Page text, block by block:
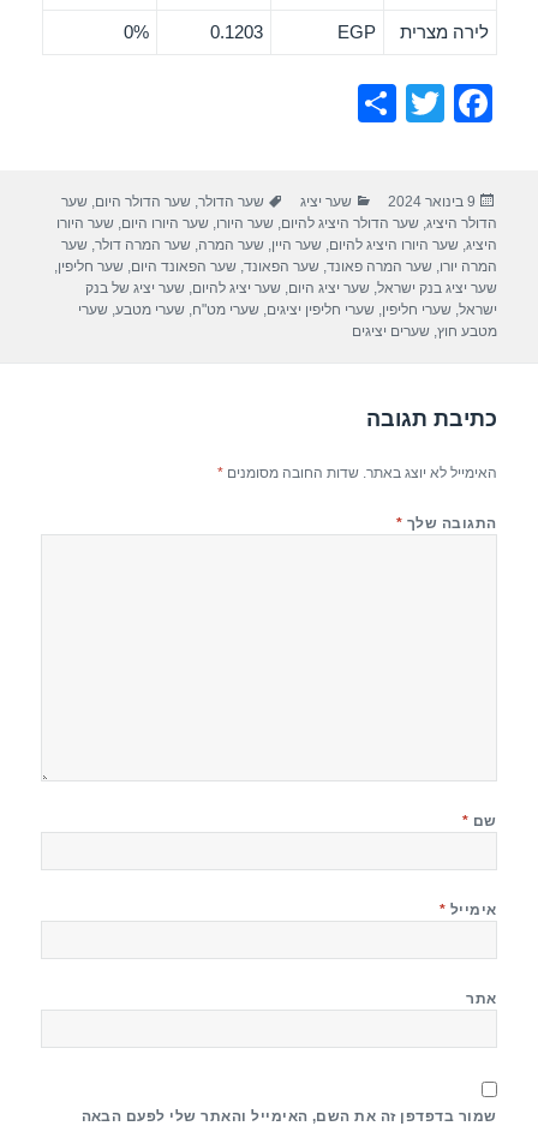
לירה מצרית EGP
0.1203
0%
F
e
b
o
o
T
er
e
פורסם
בתאריך
9 בינואר 2024 קטגוריות
שער יציג תגיות
שער הדולר,שער הדולר היום,שער
הדולר היציג,שער הדולר היציג להיום,שער היורו,שער היורו היום,שער היורו
היציג,שער היורו היציג להיום,שער היין,שער המרה,שער המרה דולר,שער
המרה יורו,שער המרה פאונד,שער הפאונד,שער הפאונד היום,שער חליפין,
שער יציג בנק ישראל,שער יציג היום,שער יציג להיום,שער יציג של בנק
ישראל,שערי חליפין,שערי חליפין יציגים,שערי מט"ח,שערי מטבע,שערי
מטבע חוץ,שערים יציגים
כתיבת תגובה
האימייל לא יוצג באתר. שדות החובה מסומנים*
התגובה שלך *
שם *
אימייל *
אתר
שמור בדפדפן זה את השם, האימייל והאתר שלי לפעם הבאה